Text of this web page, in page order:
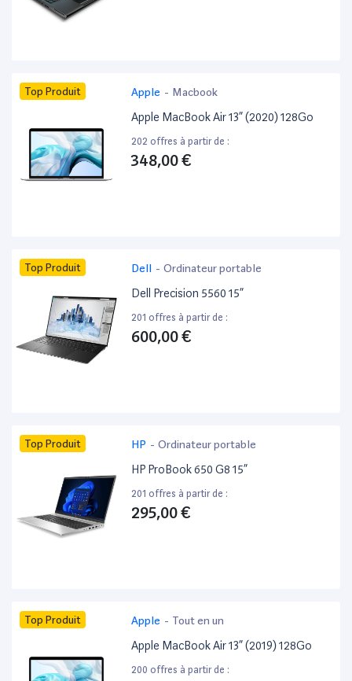
Top Produit Apple - Macbook
Apple MacBook Air 13” (2020) 128Go
202 offres à partir de :
348,00 €
Top Produit Dell - Ordinateur portable
Dell Precision 5560 15”
201 offres à partir de :
600,00 €
Top Produit HP - Ordinateur portable
HP ProBook 650 G8 15”
201 offres à partir de :
295,00 €
Top Produit Apple - Tout en un
Apple MacBook Air 13” (2019) 128Go
200 offres à partir de :